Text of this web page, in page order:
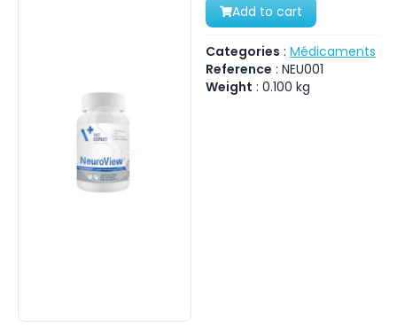
Add to cart
Categories : Médicaments
Reference : NEU001
Weight : 0.100 kg